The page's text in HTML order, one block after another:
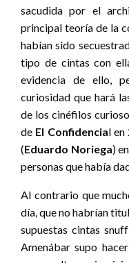
sacudida por el
principal teoría de la
habían sido
tipo de cintas con
evidencia de ello,
curiosidad que hará
de los cinéfilos
de El Confidencial en
(Eduardo Noriega)
personas que había
Al contrario que
día, que no habrían
supuestas cintas
Amenábar supo